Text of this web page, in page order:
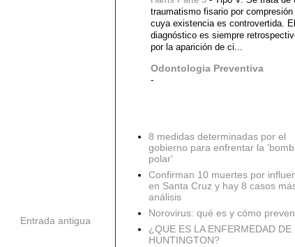
Entrada antigua
traumatismo fisario por compresión
cuya existencia es controvertida. El
diagnóstico es siempre
por la aparición de ci...
Odontologia Preventiva
-
8 medidas determinadas por el
gobierno para enfrentar la
polar'
Confirman 10 muertes por
en Santa Cruz y hay 8 casos
análisis
Norovirus: qué es y cómo
¿QUE ES LA ENFERMEDAD DE
HUNTINGTON?